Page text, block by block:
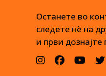
Останете во
следете нè на
и први дознајте